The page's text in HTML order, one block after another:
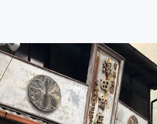
アート・写真
テクノロジー・ガジェット